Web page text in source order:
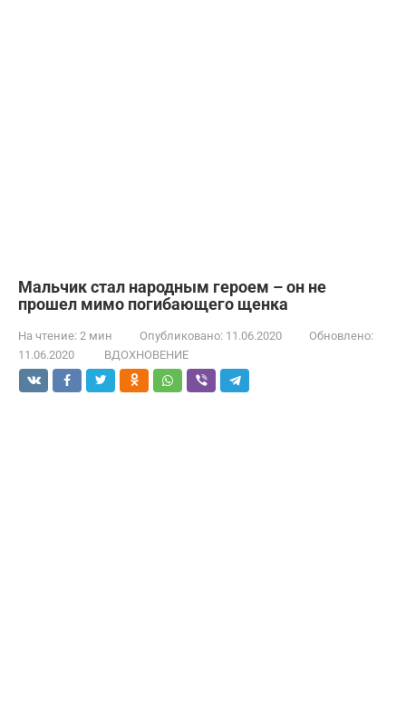
Мальчик стал народным героем – он не
прошел мимо погибающего щенка
На чтение: 2 мин Опубликовано: 11.06.2020
Обновлено:
11.06.2020
ВДОХНОВЕНИЕ